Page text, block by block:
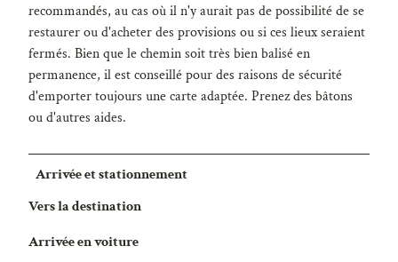
recommandés, au cas où il n'y aurait pas de possibilité de se
restaurer ou d'acheter des provisions ou si ces lieux seraient
fermés. Bien que le chemin soit très bien balisé en
permanence, il est conseillé pour des raisons de sécurité
d'emporter toujours une carte adaptée. Prenez des bâtons
ou d'autres aides.
Arrivée et stationnement
Vers la destination
Arrivée en voiture